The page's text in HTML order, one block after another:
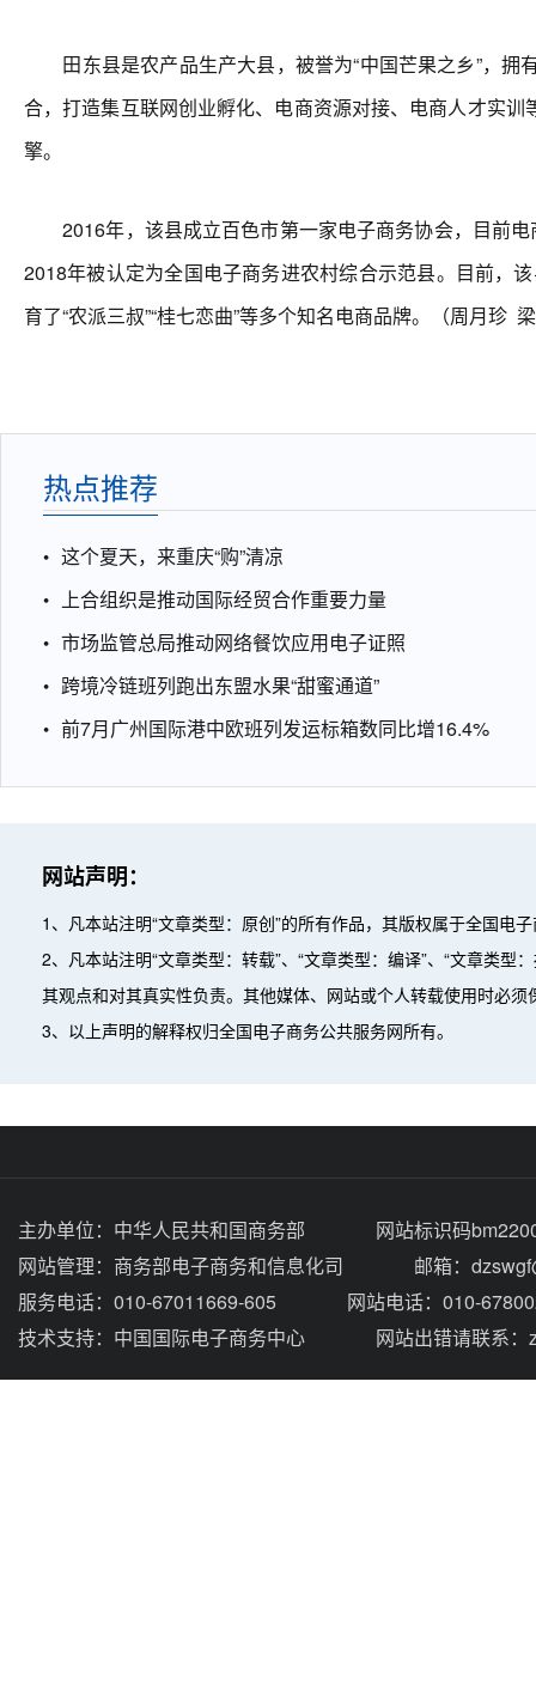
田东县是农产品生产大县，被誉为“中国芒果之乡”，拥
合，打造集互联网创业孵化、电商资源对接、电商人才实
擎。
2016年，该县成立百色市第一家电子商务协会，目前电
2018年被认定为全国电子商务进农村综合示范县。目前，
育了“农派三叔”“桂七恋曲”等多个知名电商品牌。（周月珍
热点推荐
这个夏天，来重庆“购”清凉
上合组织是推动国际经贸合作重要力量
市场监管总局推动网络餐饮应用电子证照
跨境冷链班列跑出东盟水果“甜蜜通道”
前7月广州国际港中欧班列发运标箱数同比增16.4%
网站声明：
1、凡本站注明“文章类型：原创”的所有作品，其版权属于全国电
2、凡本站注明“文章类型：转载”、“文章类型：编译”、“文章类
其观点和对其真实性负责。其他媒体、网站或个人转载使用时必
3、以上声明的解释权归全国电子商务公共服务网所有。
主办单位： 中华人民共和国商务部
网站标识码
网站管理： 商务部电子商务和信息化司
邮箱：
服务电话：010-67011669-605
网站电话：010-
技术支持： 中国国际电子商务中心 网站出错请联系